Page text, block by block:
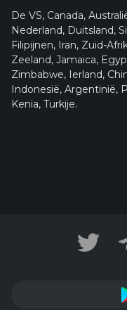
De VS, Canada,
Nederland, Duitsland,
Filipijnen, Iran, Zuid-
Zeeland, Jamaica,
Zimbabwe, Ierland,
Indonesië, Argentinië,
Kenia, Turkije.